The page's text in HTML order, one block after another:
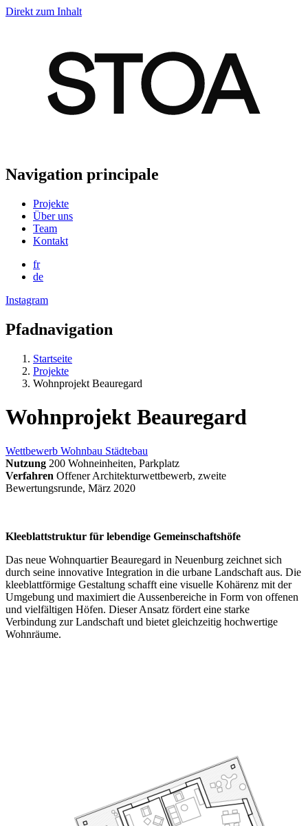
Direkt zum Inhalt
Navigation principale
Projekte
Über uns
Team
Kontakt
fr
de
Instagram
Pfadnavigation
Startseite
Projekte
Wohnprojekt Beauregard
Wohnprojekt Beauregard
Wettbewerb Wohnbau Städtebau
Nutzung 200 Wohneinheiten, Parkplatz
Verfahren Offener Architekturwettbewerb, zweite
Bewertungsrunde, März 2020
Kleeblattstruktur für lebendige Gemeinschaftshöfe
Das neue Wohnquartier Beauregard in Neuenburg zeichnet sich
durch seine innovative Integration in die urbane Landschaft aus. Die
kleeblattförmige Gestaltung schafft eine visuelle Kohärenz mit der
Umgebung und maximiert die Aussenbereiche in Form von offenen
und vielfältigen Höfen. Dieser Ansatz fördert eine starke
Verbindung zur Landschaft und bietet gleichzeitig hochwertige
Wohnräume.